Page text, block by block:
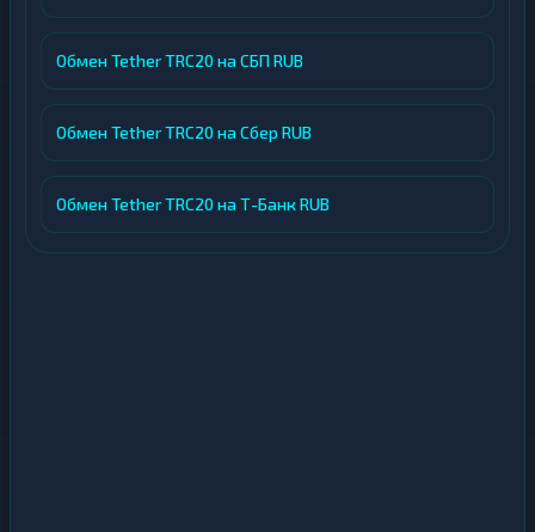
Обмен Tether TRC20 на СБП RUB
Обмен Tether TRC20 на Сбер RUB
Обмен Tether TRC20 на Т-Банк RUB